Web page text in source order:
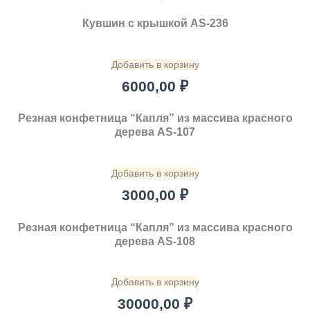
Кувшин с крышкой AS-236
Добавить в корзину
6000,00 ₽
Резная конфетница “Капля” из массива красного
дерева AS-107
Добавить в корзину
3000,00 ₽
Резная конфетница “Капля” из массива красного
дерева AS-108
Добавить в корзину
30000,00 ₽